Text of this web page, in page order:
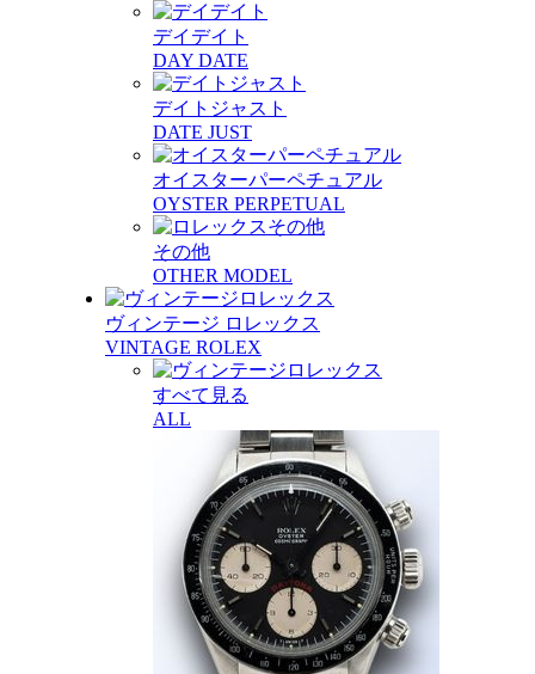
デイデイト
DAY DATE
デイトジャスト
DATE JUST
オイスターパーペチュアル
OYSTER PERPETUAL
その他
OTHER MODEL
ヴィンテージ ロレックス
VINTAGE ROLEX
すべて見る
ALL